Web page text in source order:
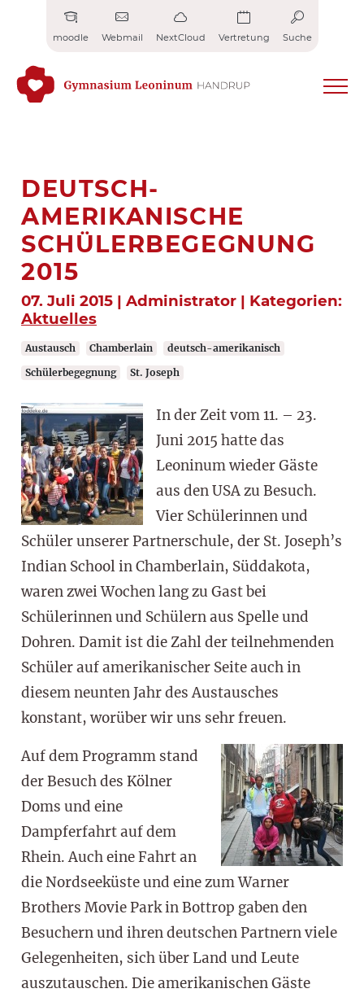
moodle Webmail NextCloud Vertretung Suche
DEUTSCH-
AMERIKANISCHE
SCHÜLERBEGEGNUNG
2015
07. Juli 2015 | Administrator | Kategorien:
Aktuelles
Austausch Chamberlain
deutsch-amerikanisch
Schülerbegegnung
St. Joseph
In der Zeit vom 11. – 23.
Juni 2015 hatte das
Leoninum wieder Gäste
aus den USA zu Besuch.
Vier Schülerinnen und
Schüler unserer Partnerschule, der St. Joseph’s
Indian School in Chamberlain, Süddakota,
waren zwei Wochen lang zu Gast bei
Schülerinnen und Schülern aus Spelle und
Dohren. Damit ist die Zahl der teilnehmenden
Schüler auf amerikanischer Seite auch in
diesem neunten Jahr des Austausches
konstant, worüber wir uns sehr freuen.
Auf dem Programm stand
der Besuch des Kölner
Doms und eine
Dampferfahrt auf dem
Rhein. Auch eine Fahrt an
die Nordseeküste und eine zum Warner
Brothers Movie Park in Bottrop gaben den
Besuchern und ihren deutschen Partnern viele
Gelegenheiten, sich über Land und Leute
auszutauschen. Die amerikanischen Gäste